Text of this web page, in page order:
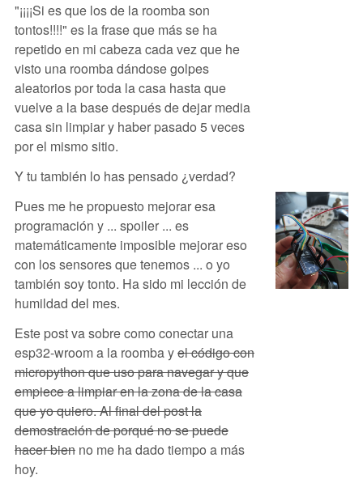
"¡¡¡¡Si es que los de la roomba son
tontos!!!!" es la frase que más se ha
repetido en mi cabeza cada vez que he
visto una roomba dándose golpes
aleatorios por toda la casa hasta que
vuelve a la base después de dejar media
casa sin limpiar y haber pasado 5 veces
por el mismo sitio.
Y tu también lo has pensado ¿verdad?
Pues me he propuesto mejorar esa
programación y ... spoiler ... es
matemáticamente imposible mejorar eso
con los sensores que tenemos ... o yo
también soy tonto. Ha sido mi lección de
humildad del mes.
Este post va sobre como conectar una
esp32-wroom a la roomba yel código con
micropython que uso para navegar y que
empiece a limpiar en la zona de la casa
que yo quiero. Al final del post la
demostración de porqué no se puede
hacer bien no me ha dado tiempo a más
hoy.